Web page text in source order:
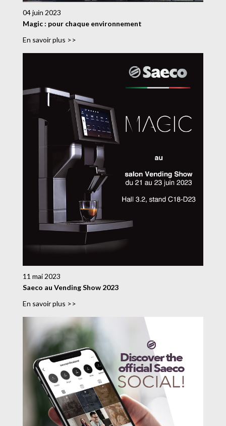
04 juin 2023
Magic : pour chaque environnement
En savoir plus >>
11 mai 2023
Saeco au Vending Show 2023
En savoir plus >>